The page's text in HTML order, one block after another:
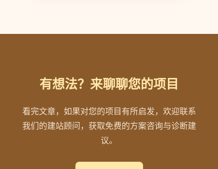
有想法？来聊聊您的项目
看完文章，如果对您的项目有所启发，欢迎联系
我们的建站顾问，获取免费的方案咨询与诊断建
议。